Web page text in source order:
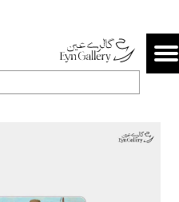
حساب کاربری من
تغییر گذر واژه
خروج از حساب کاربری